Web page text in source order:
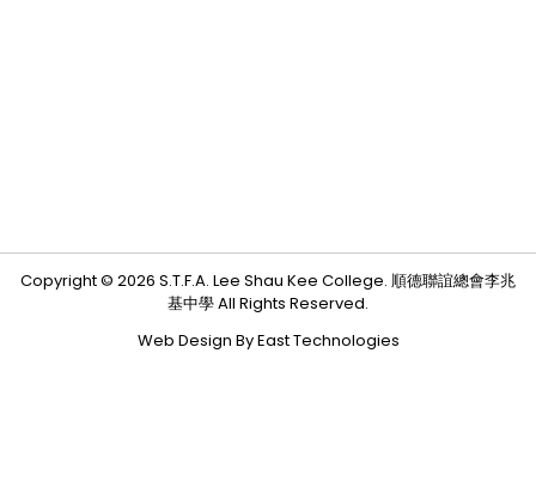
Copyright © 2026 S.T.F.A. Lee Shau Kee College. 順德聯誼總會李兆
基中學 All Rights Reserved.
Web Design By East Technologies